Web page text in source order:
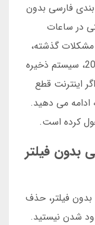
فارسی بدون
در ساعات
گذشته،
قطع ناگهانی اینترنت بود. اما در سال 2025، سیستم ذخیره
اینترنت قطع
ادامه می دهید.
کرده است.
بدون فیلتر
فیلتر، حذف
شدن نیستید.